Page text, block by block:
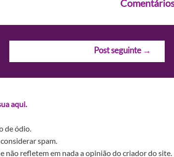
Post seguinte →
aqui.
de ódio.
spam.
não refletem em nada a opinião do criador do site.